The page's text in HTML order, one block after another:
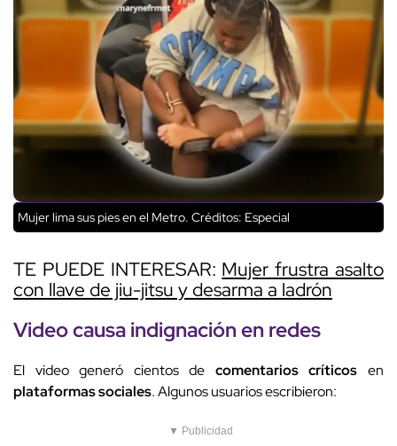
Mujer lima sus pies en el Metro. Créditos: Especial
TE PUEDE INTERESAR: Mujer frustra asalto
con llave de jiu-jitsu y desarma a ladrón
Video causa indignación en redes
El video generó cientos de comentarios críticos en
plataformas sociales. Algunos usuarios escribieron:
▼ Publicidad